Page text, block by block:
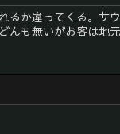
るか違ってくる。サ
んも無いがお客は地